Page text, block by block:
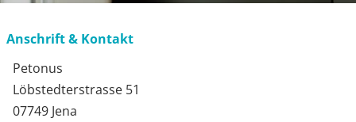
Anschrift & Kontakt
Petonus
Löbstedterstrasse 51
07749 Jena